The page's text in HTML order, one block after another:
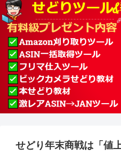
せどり年末商戦は「値